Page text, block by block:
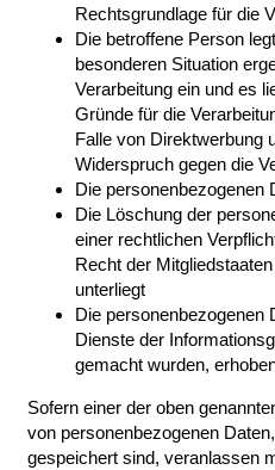
Rechtsgrundlage für die
Die betroffene Person
besonderen Situation
Verarbeitung ein und es
Gründe für die
Falle von Direktwerbung
Widerspruch gegen die
Die personenbezogenen
Die Löschung der
einer rechtlichen
Recht der
unterliegt
Die personenbezogenen
Dienste der
gemacht wurden,
Sofern einer der oben
von personenbezogenen
gespeichert sind, veranlassen